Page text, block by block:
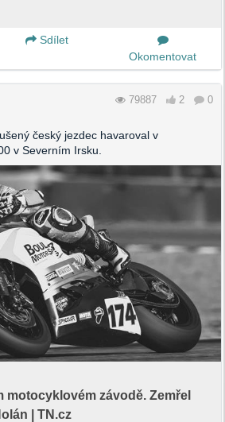
Sdílet
Okomentovat
79887 2 0
český jezdec havaroval v
v Severním Irsku.
motocyklovém závodě. Zemřel
| TN.cz